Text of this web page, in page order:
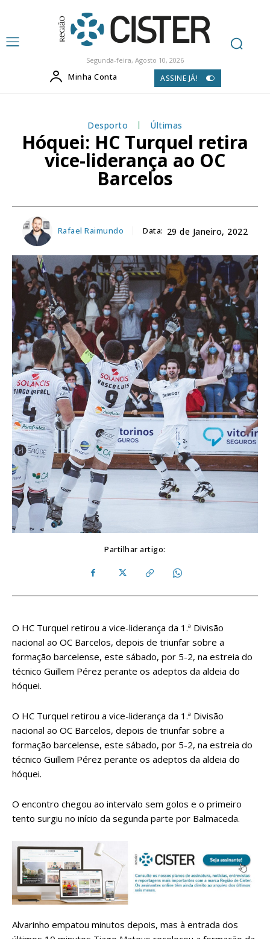
Segunda-feira, Agosto 10, 2026
Minha Conta ASSINE JÁ!
Desporto Últimas
Hóquei: HC Turquel retira
vice-liderança ao OC
Barcelos
Rafael Raimundo Data: 29 de Janeiro, 2022
Partilhar artigo:
O HC Turquel retirou a vice-liderança da 1.ª Divisão
nacional ao OC Barcelos, depois de triunfar sobre a
formação barcelense, este sábado, por 5-2, na estreia do
técnico Guillem Pérez perante os adeptos da aldeia do
hóquei.
O HC Turquel retirou a vice-liderança da 1.ª Divisão
nacional ao OC Barcelos, depois de triunfar sobre a
formação barcelense, este sábado, por 5-2, na estreia do
técnico Guillem Pérez perante os adeptos da aldeia do
hóquei.
O encontro chegou ao intervalo sem golos e o primeiro
tento surgiu no início da segunda parte por Balmaceda.
Alvarinho empatou minutos depois, mas à entrada dos